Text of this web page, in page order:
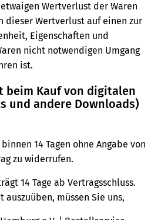
Wertverlust der Waren
dieser Wertverlust auf einen zur
Eigenschaften und
nicht notwendigen Umgang
ist.
beim Kauf von digitalen
und andere Downloads)
14 Tagen ohne Angabe von
zu widerrufen.
14 Tage ab Vertragsschluss.
auszuüben, müssen Sie uns,